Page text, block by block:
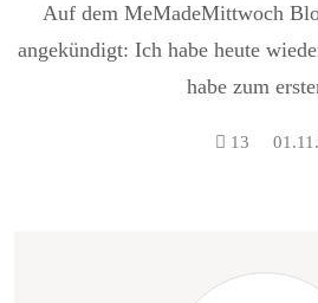
Auf dem MeMadeMittwoch
angekündigt: Ich habe heute
habe zum
13